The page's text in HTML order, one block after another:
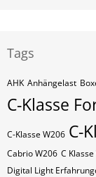
Tags
AHK Anhängelast
C-Klasse
C-Klasse W206 C-
Cabrio W206 C
Digital Light